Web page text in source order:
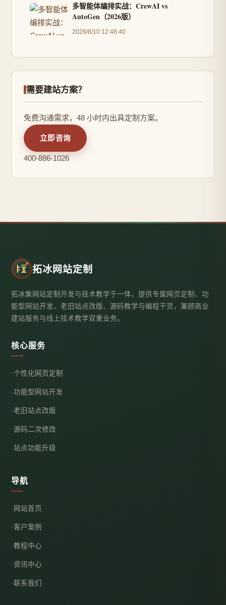
多智能体编排实战：CrewAI vs
AutoGen（2026版）
2026/8/10 12:48:40
需要建站方案？
免费沟通需求，48 小时内出具定制方案。
立即咨询
400-886-1026
拓冰网站定制
拓冰集网站定制开发与技术教学于一体，提供专属网页定制、功
能型网站开发、老旧站点改版、源码教学与编程干货，兼顾商业
建站服务与线上技术教学双重业务。
核心服务
个性化网页定制
功能型网站开发
老旧站点改版
源码二次修改
站点功能升级
导航
网站首页
客户案例
教程中心
资讯中心
联系我们